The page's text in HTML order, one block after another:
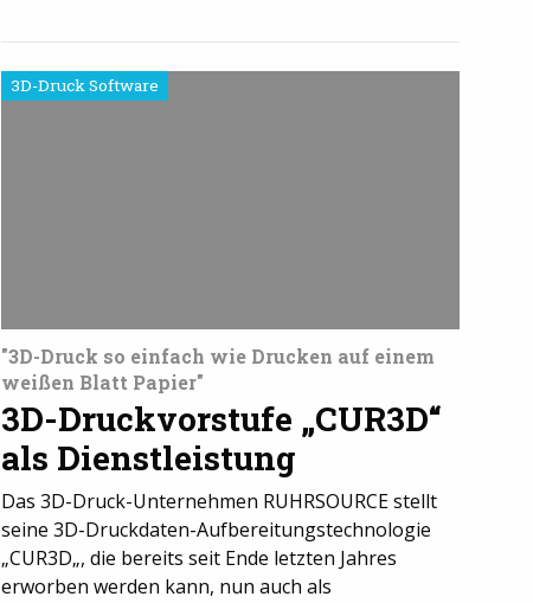
3D-Druck Software
"3D-Druck so einfach wie Drucken auf einem
weißen Blatt Papier"
3D-Druckvorstufe „CUR3D“
als Dienstleistung
Das 3D-Druck-Unternehmen RUHRSOURCE stellt
seine 3D-Druckdaten-Aufbereitungstechnologie
„CUR3D„, die bereits seit Ende letzten Jahres
erworben werden kann, nun auch als